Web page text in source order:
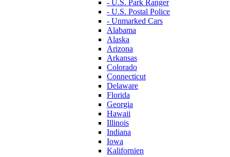
- U.S. Park Ranger
- U.S. Postal Police
- Unmarked Cars
Alabama
Alaska
Arizona
Arkansas
Colorado
Connecticut
Delaware
Florida
Georgia
Hawaii
Illinois
Indiana
Iowa
Kalifornien